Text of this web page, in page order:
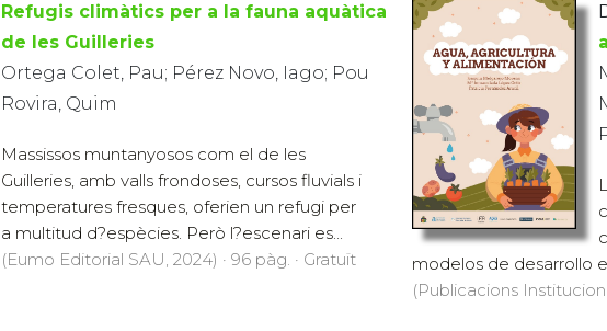
Refugis climàtics per a la fauna aquàtica
de les Guilleries
Ortega Colet, Pau; Pérez Novo, Iago; Pou
Rovira, Quim
Massissos muntanyosos com el de les
Guilleries, amb valls frondoses, cursos fluvials i
temperatures fresques, oferien un refugi per
a multitud d?espècies. Però l?escenari es...
(Eumo Editorial SAU, 2024) · 96 pàg. · Gratuït
modelos de desarrollo
(Publicacions